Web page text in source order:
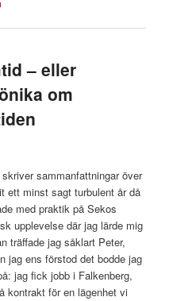
– eller
om
sammanfattningar över
ett minst sagt turbulent år då
med praktik på Sekos
upplevelse där jag lärde mig
träffade jag såklart Peter,
jag ens förstod det bodde jag
jag fick jobb i Falkenberg,
kontrakt för en lägenhet vi